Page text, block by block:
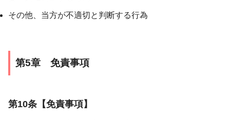
その他、当方が不適切と判断する行為
第5章 免責事項
第10条【免責事項】